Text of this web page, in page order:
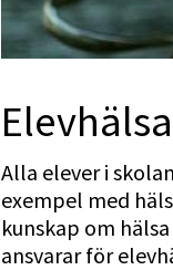
Alla elever i
exempel med
kunskap om
ansvarar för